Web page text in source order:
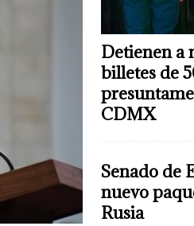
Detienen a
billetes de
CDMX
Senado de
nuevo
Rusia